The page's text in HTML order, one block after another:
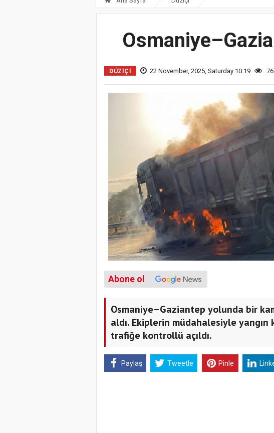
DÜZIÇI 22 November, 2025, Saturday 10:19
Abone ol
Osmaniye–Gaziantep yolunda bir
aldı. Ekiplerin müdahalesiyle
trafiğe kontrollü açıldı.
Paylaş Tweetle Pinle